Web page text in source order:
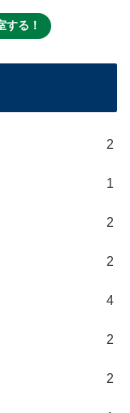
する！
2
1
2
2
4
2
2